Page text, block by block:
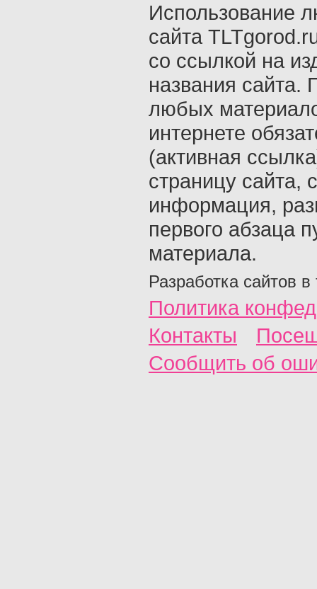
Использование
сайта
со ссылкой на
названия сайта.
любых
интернете
(активная
страницу сайта,
информация,
первого абзаца
материала.
Разработка сайтов в
Политика
Контакты
Сообщить об